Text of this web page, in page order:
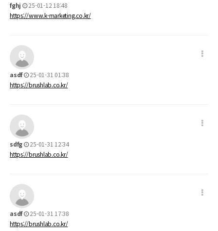
fghj
25-01-12 18:48
https://www.k-marketing.co.kr/
asdf
25-01-31 01:38
https://brushlab.co.kr/
sdfg
25-01-31 12:34
https://brushlab.co.kr/
asdf
25-01-31 17:38
https://brushlab.co.kr/